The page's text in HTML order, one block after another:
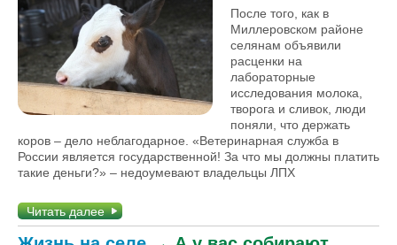
После того, как в
Миллеровском районе
селянам объявили
расценки на
лабораторные
исследования молока,
творога и сливок, люди
поняли, что держать
коров – дело неблагодарное. «Ветеринарная служба в
России является государственной! За что мы должны платить
такие деньги?» – недоумевают владельцы ЛПХ
Читать далее